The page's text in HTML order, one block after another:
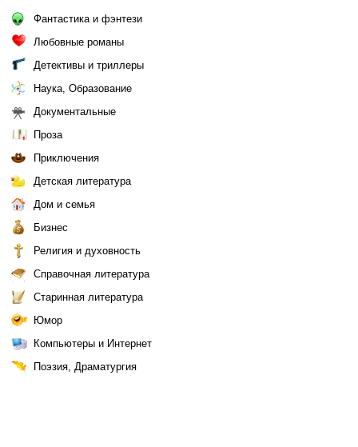
Фантастика и фэнтези
Любовные романы
Детективы и триллеры
Наука, Образование
Документальные
Проза
Приключения
Детская литература
Дом и семья
Бизнес
Религия и духовность
Справочная литература
Старинная литература
Юмор
Компьютеры и Интернет
Поэзия, Драматургия